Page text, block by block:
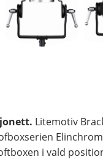
Litemotiv
i vald